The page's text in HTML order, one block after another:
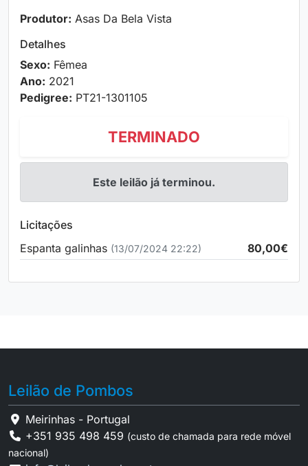
Produtor: Asas Da Bela Vista
Detalhes
Sexo: Fêmea
Ano: 2021
Pedigree: PT21-1301105
TERMINADO
Este leilão já terminou.
Licitações
Espanta galinhas (13/07/2024 22:22) 80,00€
Leilão de Pombos
Meirinhas - Portugal
+351 935 498 459 (custo de chamada para rede móvel
nacional)